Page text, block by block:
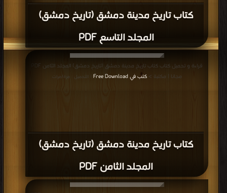
كتاب تاريخ مدينة دمشق (تاريخ دمشق)
المجلد التاسع PDF
كتاب تاريخ مدينة دمشق (تاريخ دمشق)
المجلد الثامن PDF
قراءة و تحميل كتاب كتاب تاريخ مدينة دمشق (تاريخ دمشق) المجلد الثامن PDF
مجانا | مكتبة >كتب في Free Download | التحميل : مرة/مرات